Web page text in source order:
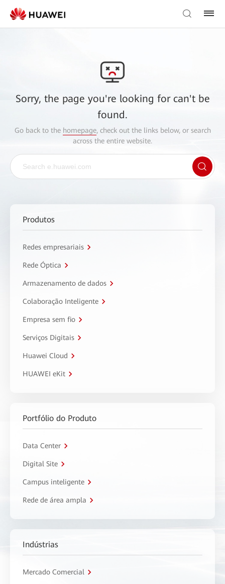
Sorry, the page you're looking for can't be
found.
Go back to the homepage, check out the links below, or search
across the entire website.
Produtos
Redes empresariais
Rede Óptica
Armazenamento de dados
Colaboração Inteligente
Empresa sem fio
Serviços Digitais
Huawei Cloud
HUAWEI eKit
Portfólio do Produto
Data Center
Digital Site
Campus inteligente
Rede de área ampla
Indústrias
Mercado Comercial